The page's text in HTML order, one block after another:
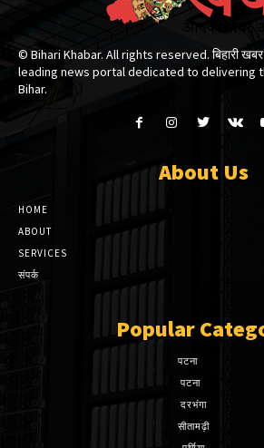
© Bihari Khabar. All rights reserved. बिहारी
leading news portal dedicated to delivering
Bihar.
About Us
HOME
ABOUT
SERVICES
संपर्क
Popular
पटना
पटना
दरभंगा
सीतामढ़ी